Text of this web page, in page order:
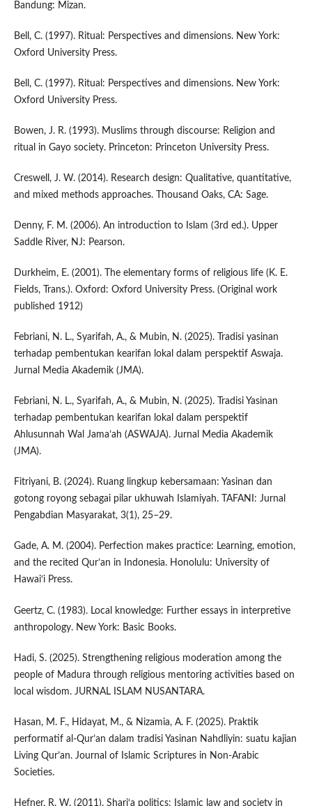
Bandung: Mizan.
Bell, C. (1997). Ritual: Perspectives and dimensions. New York:
Oxford University Press.
Bell, C. (1997). Ritual: Perspectives and dimensions. New York:
Oxford University Press.
Bowen, J. R. (1993). Muslims through discourse: Religion and
ritual in Gayo society. Princeton: Princeton University Press.
Creswell, J. W. (2014). Research design: Qualitative, quantitative,
and mixed methods approaches. Thousand Oaks, CA: Sage.
Denny, F. M. (2006). An introduction to Islam (3rd ed.). Upper
Saddle River, NJ: Pearson.
Durkheim, E. (2001). The elementary forms of religious life (K. E.
Fields, Trans.). Oxford: Oxford University Press. (Original work
published 1912)
Febriani, N. L., Syarifah, A., & Mubin, N. (2025). Tradisi yasinan
terhadap pembentukan kearifan lokal dalam perspektif Aswaja.
Jurnal Media Akademik (JMA).
Febriani, N. L., Syarifah, A., & Mubin, N. (2025). Tradisi Yasinan
terhadap pembentukan kearifan lokal dalam perspektif
Ahlusunnah Wal Jama’ah (ASWAJA). Jurnal Media Akademik
(JMA).
Fitriyani, B. (2024). Ruang lingkup kebersamaan: Yasinan dan
gotong royong sebagai pilar ukhuwah Islamiyah. TAFANI: Jurnal
Pengabdian Masyarakat, 3(1), 25–29.
Gade, A. M. (2004). Perfection makes practice: Learning, emotion,
and the recited Qur’an in Indonesia. Honolulu: University of
Hawai‘i Press.
Geertz, C. (1983). Local knowledge: Further essays in interpretive
anthropology. New York: Basic Books.
Hadi, S. (2025). Strengthening religious moderation among the
people of Madura through religious mentoring activities based on
local wisdom. JURNAL ISLAM NUSANTARA.
Hasan, M. F., Hidayat, M., & Nizamia, A. F. (2025). Praktik
performatif al-Qur’an dalam tradisi Yasinan Nahdliyin: suatu kajian
Living Qur’an. Journal of Islamic Scriptures in Non-Arabic
Societies.
Hefner, R. W. (2011). Shari‘a politics: Islamic law and society in